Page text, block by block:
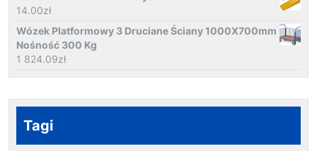
14.00zł
Wózek Platformowy 3 Druciane Ściany 1000X700mm
Nośność 300 Kg
1 824.09zł
Tagi